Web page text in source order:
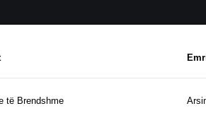
të Brendshme